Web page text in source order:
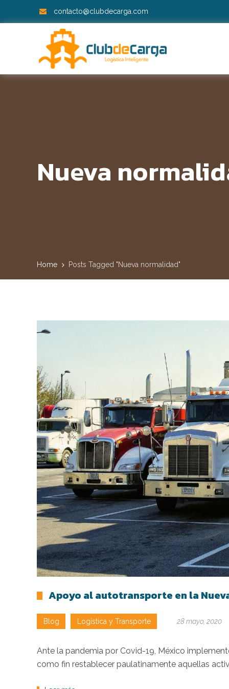
contacto@clubdecarga.com
Nueva
Home Posts Tagged "Nueva normalidad"
Apoyo al autotransporte en la
Blog Logística y Transporte 28 mayo, 2020
Ante la pandemia por Covid-19, México
como fin restablecer paulatinamente aquellas